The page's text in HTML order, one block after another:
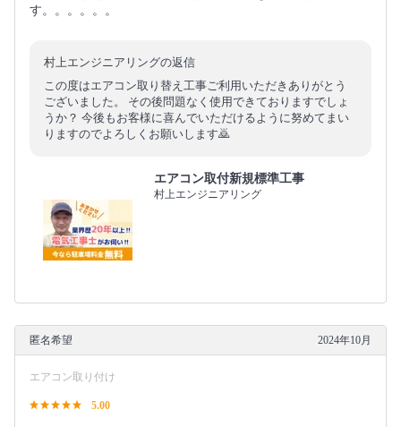
す。。。。。。
村上エンジニアリングの返信
この度はエアコン取り替え工事ご利用いただきありがとう
ございました。 その後問題なく使用できておりますでしょ
うか？ 今後もお客様に喜んでいただけるように努めてまい
りますのでよろしくお願いします🙇
エアコン取付新規標準工事
村上エンジニアリング
匿名希望 2024年10月
エアコン取り付け
5.00